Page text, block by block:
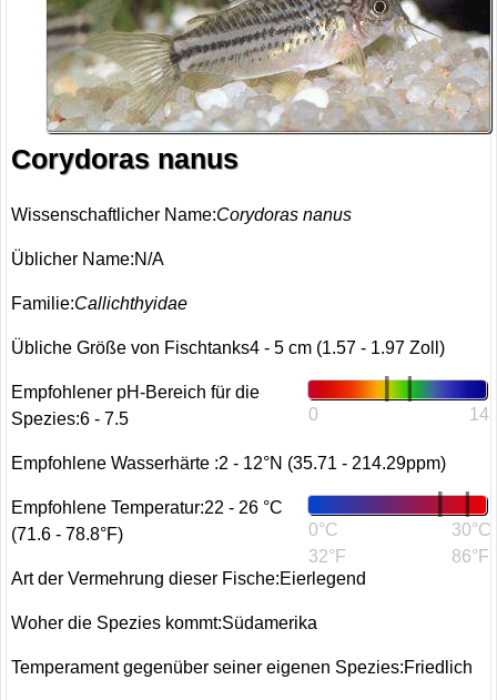
Corydoras nanus
Wissenschaftlicher Name:Corydoras nanus
Üblicher Name:N/A
Familie:Callichthyidae
Übliche Größe von Fischtanks4 - 5 cm (1.57 - 1.97 Zoll)
0 14
Empfohlener pH-Bereich für die
Spezies:6 - 7.5
Empfohlene Wasserhärte :2 - 12°N (35.71 - 214.29ppm)
0°C
32°F
30°C
86°F
Empfohlene Temperatur:22 - 26 °C
(71.6 - 78.8°F)
Art der Vermehrung dieser Fische:Eierlegend
Woher die Spezies kommt:Südamerika
Temperament gegenüber seiner eigenen Spezies:Friedlich